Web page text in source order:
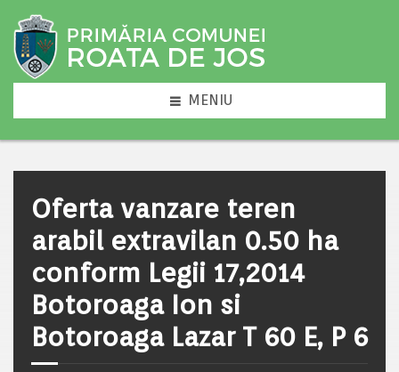
MENIU
Oferta vanzare teren
arabil extravilan 0.50 ha
conform Legii 17,2014
Botoroaga Ion si
Botoroaga Lazar T 60 E, P 6